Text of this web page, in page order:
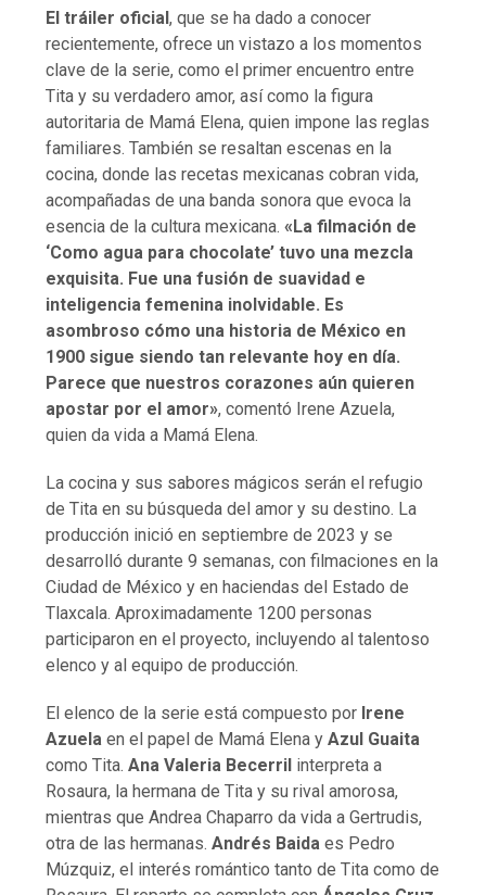
El tráiler oficial, que se ha dado a conocer
recientemente, ofrece un vistazo a los momentos
clave de la serie, como el primer encuentro entre
Tita y su verdadero amor, así como la figura
autoritaria de Mamá Elena, quien impone las reglas
familiares. También se resaltan escenas en la
cocina, donde las recetas mexicanas cobran vida,
acompañadas de una banda sonora que evoca la
esencia de la cultura mexicana.«La filmación de
‘Como agua para chocolate’ tuvo una mezcla
exquisita. Fue una fusión de suavidad e
inteligencia femenina inolvidable. Es
asombroso cómo una historia de México en
1900 sigue siendo tan relevante hoy en día.
Parece que nuestros corazones aún quieren
apostar por el amor», comentó Irene Azuela,
quien da vida a Mamá Elena.
La cocina y sus sabores mágicos serán el refugio
de Tita en su búsqueda del amor y su destino. La
producción inició en septiembre de 2023 y se
desarrolló durante 9 semanas, con filmaciones en la
Ciudad de México y en haciendas del Estado de
Tlaxcala. Aproximadamente 1200 personas
participaron en el proyecto, incluyendo al talentoso
elenco y al equipo de producción.
El elenco de la serie está compuesto por Irene
Azuela en el papel de Mamá Elena yAzul Guaita
como Tita.Ana Valeria Becerril interpreta a
Rosaura, la hermana de Tita y su rival amorosa,
mientras que Andrea Chaparro da vida a Gertrudis,
otra de las hermanas.Andrés Baida es Pedro
Múzquiz, el interés romántico tanto de Tita como de